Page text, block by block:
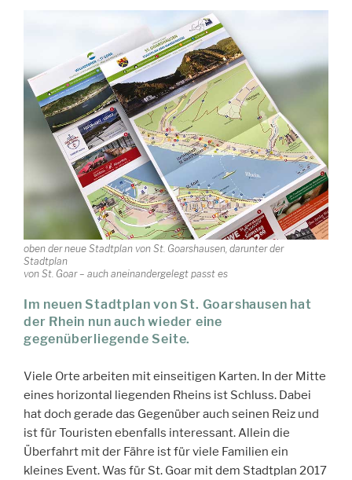
oben der neue Stadtplan von St. Goarshausen, darunter der
Stadtplan
von St. Goar – auch aneinandergelegt passt es
Im neuen Stadtplan von St. Goarshausen hat
der Rhein nun auch wieder eine
gegenüberliegende Seite.
Viele Orte arbeiten mit einseitigen Karten. In der Mitte
eines horizontal liegenden Rheins ist Schluss. Dabei
hat doch gerade das Gegenüber auch seinen Reiz und
ist für Touristen ebenfalls interessant. Allein die
Überfahrt mit der Fähre ist für viele Familien ein
kleines Event. Was für St. Goar mit dem Stadtplan 2017